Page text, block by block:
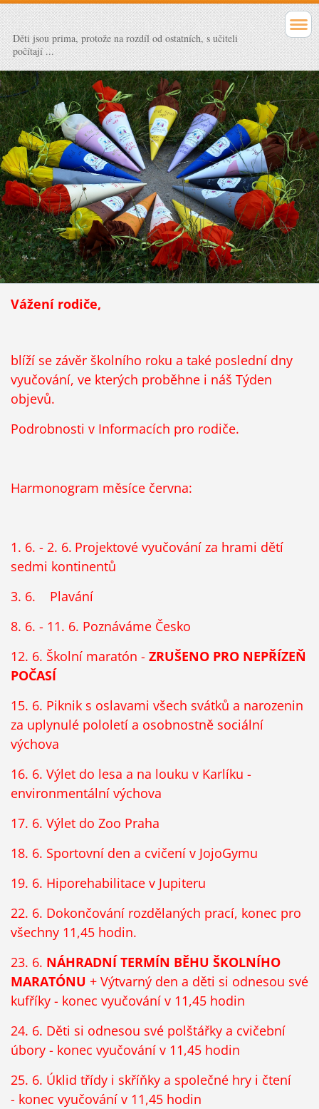
Děti jsou prima, protože na rozdíl od ostatních, s učiteli
počítají ...
Vážení rodiče,
blíží se závěr školního roku a také poslední dny
vyučování, ve kterých proběhne i náš Týden
objevů.
Podrobnosti v Informacích pro rodiče.
Harmonogram měsíce června:
1. 6. - 2. 6. Projektové vyučování za hrami dětí
sedmi kontinentů
3. 6.
Plavání
8. 6. - 11. 6. Poznáváme Česko
12. 6. Školní maratón - ZRUŠENO PRO NEPŘÍZEŇ
POČASÍ
15. 6. Piknik s oslavami všech svátků a narozenin
za uplynulé pololetí a osobnostně sociální
výchova
16. 6. Výlet do lesa a na louku v Karlíku -
environmentální výchova
17. 6. Výlet do Zoo Praha
18. 6. Sportovní den a cvičení v JojoGymu
19. 6. Hiporehabilitace v Jupiteru
22. 6. Dokončování rozdělaných prací, konec pro
všechny 11,45 hodin.
23. 6. NÁHRADNÍ TERMÍN BĚHU ŠKOLNÍHO
MARATÓNU + Výtvarný den a děti si odnesou své
kufříky - konec vyučování v 11,45 hodin
24. 6. Děti si odnesou své polštářky a cvičební
úbory - konec vyučování v 11,45 hodin
25. 6. Úklid třídy i skříňky a společné hry i čtení
- konec vyučování v 11,45 hodin